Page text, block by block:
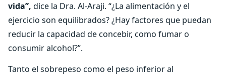
vida”, dice la Dra. Al-Araji. “¿La alimentación y el
ejercicio son equilibrados? ¿Hay factores que puedan
reducir la capacidad de concebir, como fumar o
consumir alcohol?”.
Tanto el sobrepeso como el peso inferior al